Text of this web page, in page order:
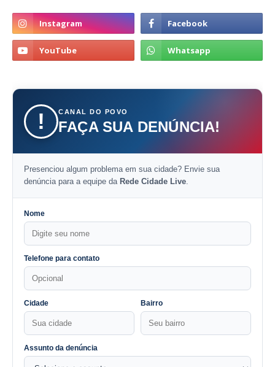
! CANAL DO POVO
FAÇA SUA DENÚNCIA!
Presenciou algum problema em sua cidade? Envie sua
denúncia para a equipe da Rede Cidade Live.
Nome
Telefone para contato
Cidade Bairro
Assunto da denúncia